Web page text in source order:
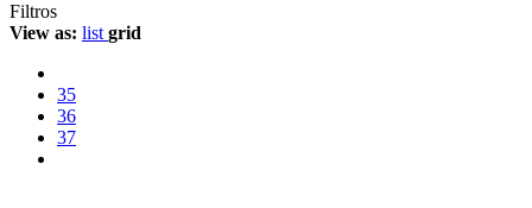
Filtros
View as: list grid
35
36
37